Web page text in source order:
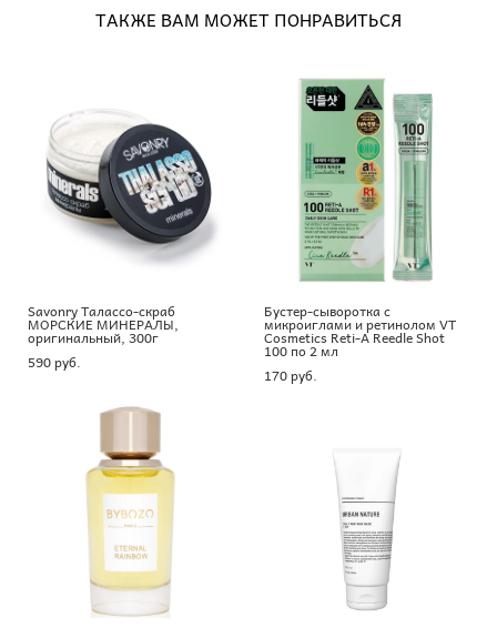
ТАКЖЕ ВАМ МОЖЕТ ПОНРАВИТЬСЯ
Savonry Талассо-скраб
МОРСКИЕ МИНЕРАЛЫ,
оригинальный, 300г
590 pуб.
Бустер-сыворотка с
микроиглами и ретинолом VT
Cosmetics Reti-A Reedle Shot
100 по 2 мл
170 pуб.